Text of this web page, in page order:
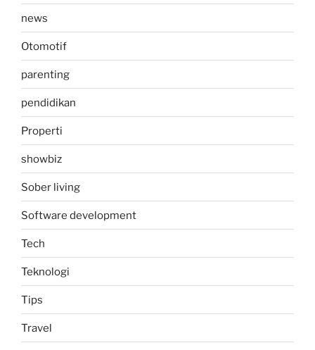
news
Otomotif
parenting
pendidikan
Properti
showbiz
Sober living
Software development
Tech
Teknologi
Tips
Travel